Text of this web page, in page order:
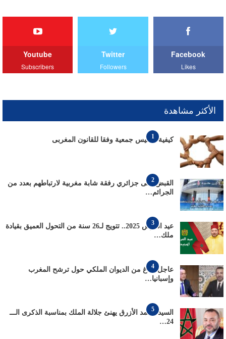
Facebook
Likes
Twitter
Followers
Youtube
Subscribers
الأكثر مشاهدة
1
كيفية تأسيس جمعية وفقا للقانون المغربى
2
القبض على جزائري رفقة شابة مغربية لارتباطهم بعدد من
الجرائم…
3
عيد العرش 2025.. تتويج لـ26 سنة من التحول العميق بقيادة
ملك…
4
عاجل: بلاغ من الديوان الملكي حول ترشح المغرب
وإسبانيا…
5
السيد محمد الأزرق يهنئ جلالة الملك بمناسبة الذكرى الـــ
24…